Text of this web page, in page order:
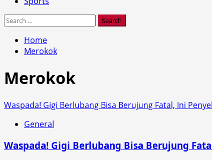
Search
Home
Merokok
Merokok
Waspada! Gigi Berlubang Bisa Berujung Fatal, Ini
General
Waspada! Gigi Berlubang Bisa Berujung